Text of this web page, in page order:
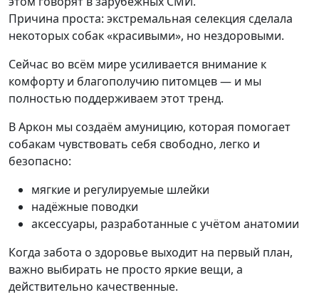
Причина проста: экстремальная селекция сделала
некоторых собак «красивыми», но нездоровыми.
Сейчас во всём мире усиливается внимание к
комфорту и благополучию питомцев — и мы
полностью поддерживаем этот тренд.
В Аркон мы создаём амуницию, которая помогает
собакам чувствовать себя свободно, легко и
безопасно:
мягкие и регулируемые шлейки
надёжные поводки
аксессуары, разработанные с учётом анатомии
Когда забота о здоровье выходит на первый план,
важно выбирать не просто яркие вещи, а
действительно качественные.